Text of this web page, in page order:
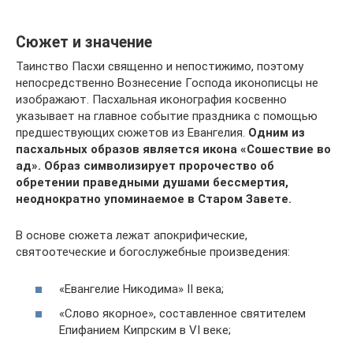
Сюжет и значение
Таинство Пасхи священно и непостижимо, поэтому
непосредственно Вознесение Господа иконописцы не
изображают. Пасхальная иконография косвенно
указывает на главное событие праздника с помощью
предшествующих сюжетов из Евангелия. Одним из
пасхальных образов является икона «Сошествие во
ад». Образ символизирует пророчество об
обретении праведными душами бессмертия,
неоднократно упоминаемое в Старом Завете.
В основе сюжета лежат апокрифические,
святоотеческие и богослужебные произведения:
«Евангелие Никодима» II века;
«Слово якорное», составленное святителем
Епифанием Кипрским в VI веке;